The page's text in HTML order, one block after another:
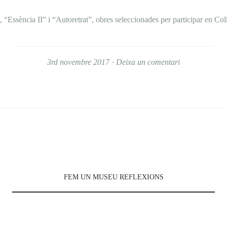
“Essència II” i “Autoretrat”, obres seleccionades per participar en
3rd novembre 2017 Deixa un comentari
FEM UN MUSEU REFLEXIONS